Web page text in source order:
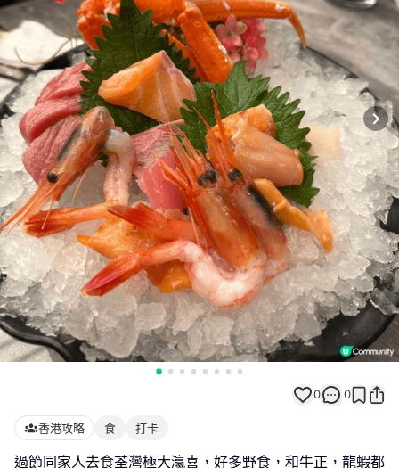
0 0
香港攻略 食 打卡
過節同家人去食荃灣極大瀛喜，好多野食，和牛正，龍蝦都